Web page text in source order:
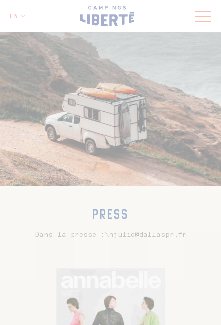
EN
PRESS
Dans la presse :\njulie@dallaspr.fr